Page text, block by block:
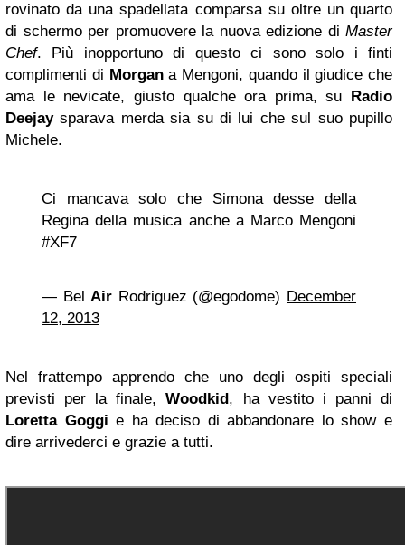
rovinato da una spadellata comparsa su oltre un quarto
di schermo per promuovere la nuova edizione di Master
Chef. Più inopportuno di questo ci sono solo i finti
complimenti di Morgana Mengoni, quando il giudice che
ama le nevicate, giusto qualche ora prima, su Radio
Deejaysparava merda sia su di lui che sul suo pupillo
Michele.
Ci mancava solo che Simona desse della
Regina della musica anche a Marco Mengoni
#XF7
— BelAir Rodriguez (@egodome) December
12, 2013
Nel frattempo apprendo che uno degli ospiti speciali
previsti per la finale,Woodkid, ha vestito i panni di
Loretta Goggi e ha deciso di abbandonare lo show e
dire arrivederci e grazie a tutti.